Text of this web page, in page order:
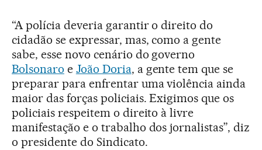
“A polícia deveria garantir o direito do
cidadão se expressar, mas, como a gente
sabe, esse novo cenário do governo
Bolsonaro e João Doria, a gente tem que se
preparar para enfrentar uma violência ainda
maior das forças policiais. Exigimos que os
policiais respeitem o direito à livre
manifestação e o trabalho dos jornalistas”, diz
o presidente do Sindicato.